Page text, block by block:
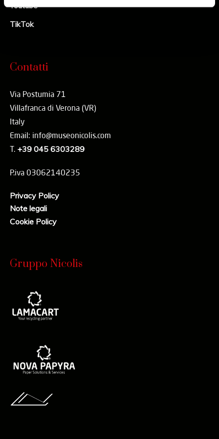
Youtube
TikTok
Contatti
Via Postumia 71
Villafranca di Verona (VR)
Italy
Email: info@museonicolis.com
T. +39 045 6303289
P.iva 03062140235
Privacy Policy
Note legali
Cookie Policy
Gruppo Nicolis